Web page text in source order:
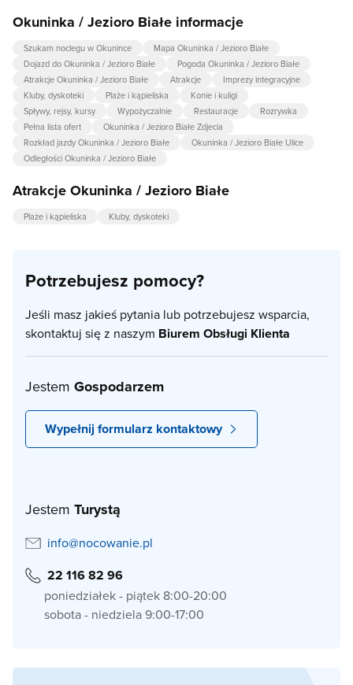
Okuninka / Jezioro Białe informacje
Szukam noclegu w Okunince
Mapa Okuninka / Jezioro Białe
Dojazd do Okuninka / Jezioro Białe
Pogoda Okuninka / Jezioro Białe
Atrakcje Okuninka / Jezioro Białe
Atrakcje
Imprezy integracyjne
Kluby, dyskoteki
Plaże i kąpieliska
Konie i kuligi
Spływy, rejsy, kursy
Wypożyczalnie Restauracje
Rozrywka
Pełna lista ofert
Okuninka / Jezioro Białe Zdjecia
Rozkład jazdy Okuninka / Jezioro Białe
Okuninka / Jezioro Białe Ulice
Odległości Okuninka / Jezioro Białe
Atrakcje Okuninka / Jezioro Białe
Plaże i kąpieliska Kluby, dyskoteki
Potrzebujesz pomocy?
Jeśli masz jakieś pytania lub potrzebujesz wsparcia,
skontaktuj się z naszym Biurem Obsługi Klienta
Jestem Gospodarzem
Wypełnij formularz kontaktowy
Jestem Turystą
info@nocowanie.pl
22 116 82 96
poniedziałek - piątek 8:00-20:00
sobota - niedziela 9:00-17:00